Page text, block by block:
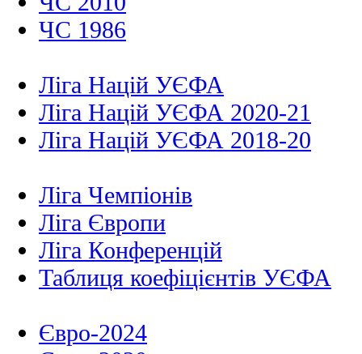
ЧС 1986
Ліга Націй УЄФА
Ліга Націй УЄФА 2020-21
Ліга Націй УЄФА 2018-20
Ліга Чемпіонів
Ліга Європи
Ліга Конференцій
Таблиця коефіцієнтів УЄФА
Євро-2024